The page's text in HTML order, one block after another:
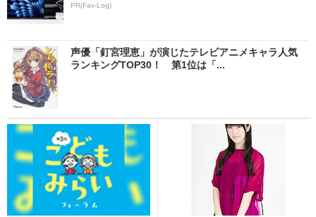
PR(Fav-Log)
声優「釘宮理恵」が演じたテレビアニメキャラ人気
ランキングTOP30！ 第1位は「...